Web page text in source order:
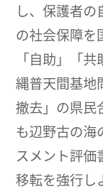
し、保護者
の社会保障を
「自助」「
縄普天間基地
撤去」の県民
も辺野古の海
スメント評価
移転を強行し